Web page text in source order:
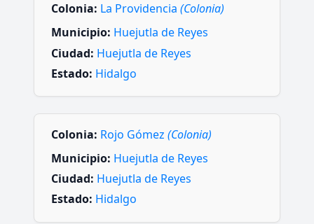
Colonia: La Providencia (Colonia)
Municipio: Huejutla de Reyes
Ciudad: Huejutla de Reyes
Estado: Hidalgo
Colonia: Rojo Gómez (Colonia)
Municipio: Huejutla de Reyes
Ciudad: Huejutla de Reyes
Estado: Hidalgo